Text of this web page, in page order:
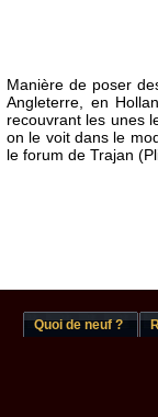
Manière de poser
Angleterre, en
recouvrant les unes
on le voit dans le
le forum de Trajan
Quoi de neuf ?